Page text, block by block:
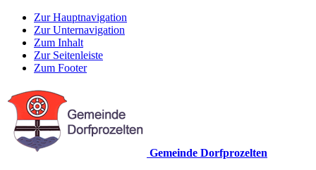
Zur Hauptnavigation
Zur Unternavigation
Zum Inhalt
Zur Seitenleiste
Zum Footer
Gemeinde Dorfprozelten